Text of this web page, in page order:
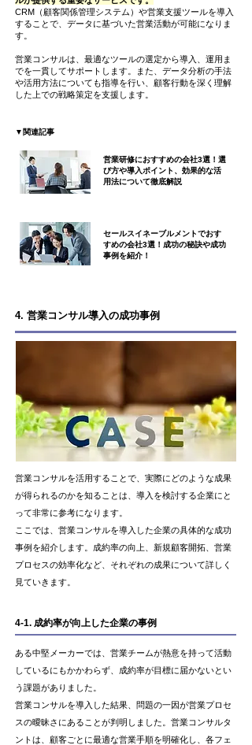
CRM（顧客関係管理システム）や営業支援ツールを導入
することで、データに基づいた営業活動が可能になりま
す。
営業コンサルは、最適なツールの選定から導入、運用ま
でを一貫してサポートします。また、データ分析の手法
や活用方法についても指導を行い、顧客行動を深く理解
した上での戦略策定を支援します。
▼関連記事
営業研修におすすめの会社3選！選
び方や導入ポイント、効果的な活
用法について徹底解説
セールスイネーブルメントでおす
すめの会社3選！成功の秘訣や成功
事例を紹介！
4. 営業コンサル導入の成功事例
営業コンサルを活用することで、実際にどのような成果
が得られるのかを知ることは、導入を検討する企業にと
って非常に参考になります。
ここでは、営業コンサルを導入した企業の具体的な成功
事例を紹介します。成約率の向上、新規顧客開拓、営業
プロセスの効率化など、それぞれの成果について詳しく
見ていきます。
4-1. 成約率が向上した企業の事例
ある中堅メーカーでは、営業チームが熱意を持って活動
しているにもかかわらず、成約率が目標に届かないとい
う課題がありました。
営業コンサルを導入した結果、問題の一因が営業プロセ
スの曖昧さにあることが判明しました。営業コンサルタ
ントは、顧客ごとに最適な営業手順を明確化し、各フェ